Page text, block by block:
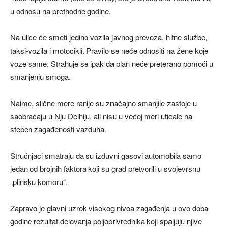
u odnosu na prethodne godine.
Na ulice će smeti jedino vozila javnog prevoza, hitne službe,
taksi-vozila i motocikli. Pravilo se neće odnositi na žene koje
voze same. Strahuje se ipak da plan neće preterano pomoći u
smanjenju smoga.
Naime, slične mere ranije su značajno smanjile zastoje u
saobraćaju u Nju Delhiju, ali nisu u većoj meri uticale na
stepen zagađenosti vazduha.
Stručnjaci smatraju da su izduvni gasovi automobila samo
jedan od brojnih faktora koji su grad pretvorili u svojevrsnu
„plinsku komoru“.
Zapravo je glavni uzrok visokog nivoa zagađenja u ovo doba
godine rezultat delovanja poljoprivrednika koji spaljuju njive